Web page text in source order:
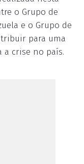
o Grupo de
e o Grupo de
para uma
a crise no país.